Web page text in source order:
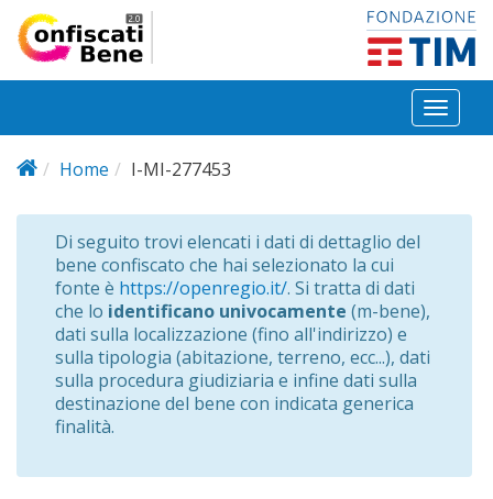
Salta al contenuto principale
Toggle
Home
I-MI-277453
Di seguito trovi elencati i dati di dettaglio del
bene confiscato che hai selezionato la cui
fonte è https://openregio.it/. Si tratta di dati
che lo identificano univocamente (m-bene),
dati sulla localizzazione (fino all'indirizzo) e
sulla tipologia (abitazione, terreno, ecc...), dati
sulla procedura giudiziaria e infine dati sulla
destinazione del bene con indicata generica
finalità.